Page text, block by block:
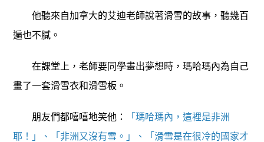
他聽來自加拿大的艾迪老師說著滑雪的故事，聽幾百
遍也不膩。
在課堂上，老師要同學畫出夢想時，瑪哈瑪內為自己
畫了一套滑雪衣和滑雪板。
朋友們都嘻嘻地笑他：
「瑪哈瑪內，這裡是非洲
耶！」、「非洲又沒有雪。」、「滑雪是在很冷的國家才